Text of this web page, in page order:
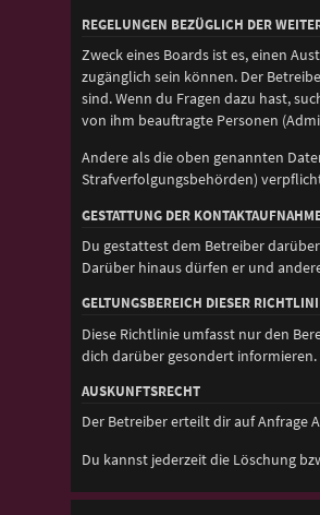
REGELUNGEN BEZÜGLICH DER
Zweck eines Boards ist es, einen
zugänglich sein können. Der
sind. Wenn du Fragen dazu hast,
von ihm beauftragte Personen
Andere als die oben genannten
Strafverfolgungsbehörden)
GESTATTUNG DER
Du gestattest dem Betreiber
Darüber hinaus dürfen er und
GELTUNGSBEREICH DIESER
Diese Richtlinie umfasst nur den
dich darüber gesondert informieren.
AUSKUNFTSRECHT
Der Betreiber erteilt dir auf Anfrage
Du kannst jederzeit die Löschung